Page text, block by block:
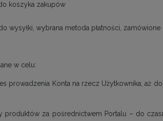
koszyka zakupów
wysyłki, wybrana metoda płatności,
w celu:
prowadzenia Konta na rzecz Użytkownika, aż
produktów za pośrednictwem Portalu – do